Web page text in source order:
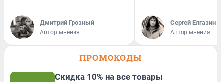
Дмитрий Грозный
Автор мнения
Сергей Елгазин
Автор мнения
ПРОМОКОДЫ
Скидка 10% на все товары